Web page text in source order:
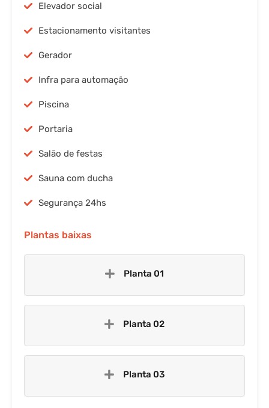
Elevador social
Estacionamento visitantes
Gerador
Infra para automação
Piscina
Portaria
Salão de festas
Sauna com ducha
Segurança 24hs
Plantas baixas
Planta 01
Planta 02
Planta 03